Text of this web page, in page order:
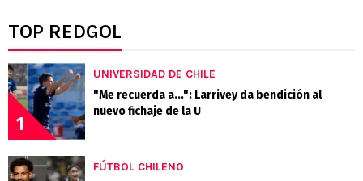
TOP REDGOL
1
UNIVERSIDAD DE CHILE
"Me recuerda a...": Larrivey da bendición al
nuevo fichaje de la U
FÚTBOL CHILENO